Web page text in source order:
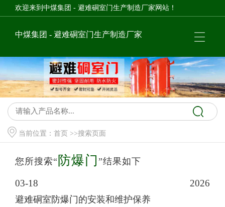
欢迎来到中煤集团 - 避难硐室门生产制造厂家网站！
中煤集团 - 避难硐室门生产制造厂家
当前位置：首页 >>搜索页面
您所搜索“ 防爆门 ”结果如下
03-18 2026
避难硐室防爆门的安装和维护保养